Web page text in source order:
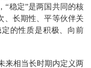
“稳定”是两国共同的核
、长期性、平等伙伴关
的性质是积极、向前
来相当长时期内定义两